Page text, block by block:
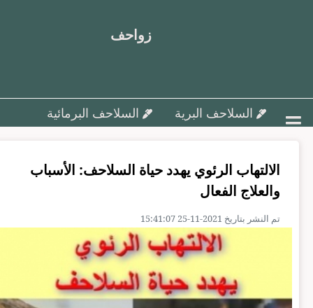
زواحف
السلاحف البرية السلاحف البرمائية
تزاوج وتفريخ السلاحف ورعاية البيض
السلاحف البحرية
مقالات متنوعة
الالتهاب الرئوي يهدد حياة السلاحف: الأسباب
والعلاج الفعال
تم النشر بتاريخ 2021-11-25 15:41:07